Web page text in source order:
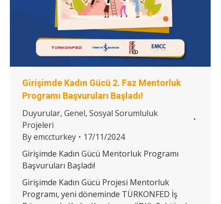
Girişimde Kadın Gücü 2. Faz Mentorluk
Programı Başvuruları Başladı!
Duyurular, Genel, Sosyal Sorumluluk
Projeleri
Byemccturkey
17/11/2024
Girişimde Kadın Gücü Mentorluk Programı
Başvuruları Başladı!
Girişimde Kadın Gücü Projesi Mentorluk
Programı, yeni döneminde TÜRKONFED İş